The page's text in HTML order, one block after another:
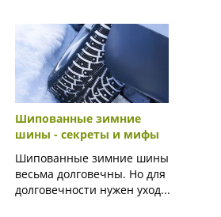
Шипованные зимние
шины - секреты и мифы
Шипованные зимние шины
весьма долговечны. Но для
долговечности нужен уход...